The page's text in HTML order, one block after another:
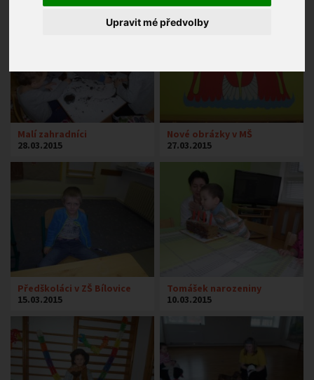
Upravit mé předvolby
Malí zahradníci
28.03.2015
Nové obrázky v MŠ
27.03.2015
Předškoláci v ZŠ Bílovice
15.03.2015
Tomášek narozeniny
10.03.2015